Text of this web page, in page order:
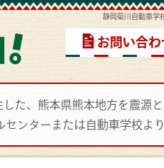
静岡菊川自動車学
お問い合わ
た、熊本県熊本地方を震
ンターまたは自動車学校よ